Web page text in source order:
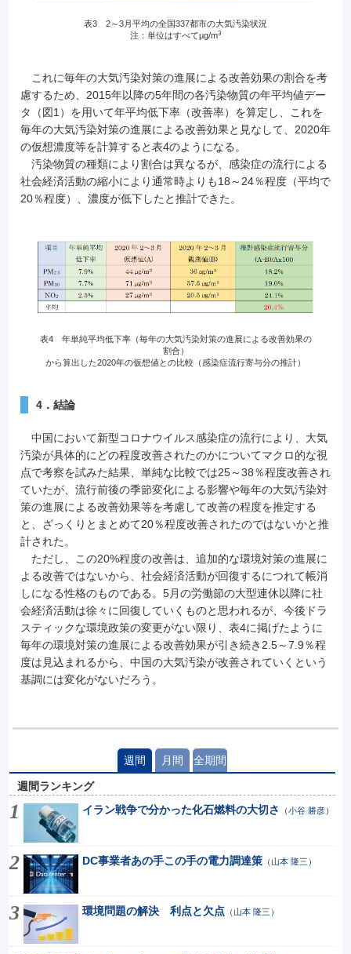
表3 2～3月平均の全国337都市の大気汚染状況
注：単位はすべてµg/m3
これに毎年の大気汚染対策の進展による改善効果の割合を考
慮するため、2015年以降の5年間の各汚染物質の年平均値デー
タ（図1）を用いて年平均低下率（改善率）を算定し、これを
毎年の大気汚染対策の進展による改善効果と見なして、2020年
の仮想濃度等を計算すると表4のようになる。
汚染物質の種類により割合は異なるが、感染症の流行による
社会経済活動の縮小により通常時よりも18～24％程度（平均で
20％程度）、濃度が低下したと推計できた。
表4 年単純平均低下率（毎年の大気汚染対策の進展による改善効果の
割合）
から算出した2020年の仮想値との比較（感染症流行寄与分の推計）
4．結論
中国において新型コロナウイルス感染症の流行により、大気
汚染が具体的にどの程度改善されたのかについてマクロ的な視
点で考察を試みた結果、単純な比較では25～38％程度改善され
ていたが、流行前後の季節変化による影響や毎年の大気汚染対
策の進展による改善効果等を考慮して改善の程度を推定する
と、ざっくりとまとめて20％程度改善されたのではないかと推
計された。
ただし、この20%程度の改善は、追加的な環境対策の進展に
よる改善ではないから、社会経済活動が回復するにつれて帳消
しになる性格のものである。5月の労働節の大型連休以降に社
会経済活動は徐々に回復していくものと思われるが、今後ドラ
スティックな環境政策の変更がない限り、表4に掲げたように
毎年の環境対策の進展による改善効果が引き続き2.5～7.9％程
度は見込まれるから、中国の大気汚染が改善されていくという
基調には変化がないだろう。
週間 月間 全期間
週間ランキング
イラン戦争で分かった化石燃料の大切さ
（小谷 勝彦）
DC事業者あの手この手の電力調達策（山本 隆三 ）
環境問題の解決 利点と欠点 （山本 隆三 ）